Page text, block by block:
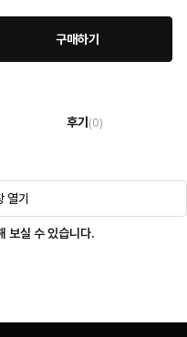
구매하기
후기 (0)
열기
보실 수 있습니다.